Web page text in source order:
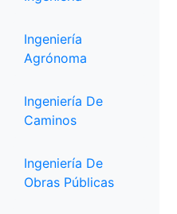
Ingeniería
Agrónoma
Ingeniería De
Caminos
Ingeniería De
Obras Públicas